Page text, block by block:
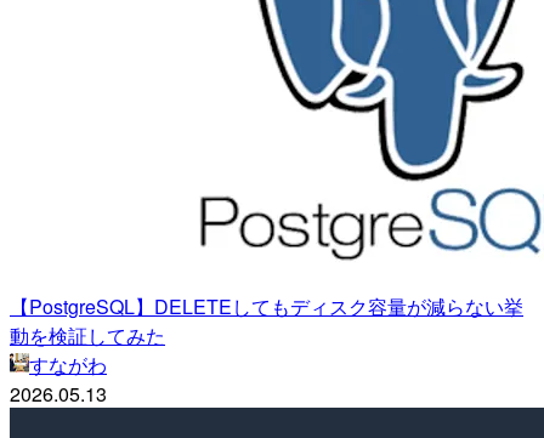
【PostgreSQL】DELETEしてもディスク容量が減らない挙
動を検証してみた
すながわ
2026.05.13